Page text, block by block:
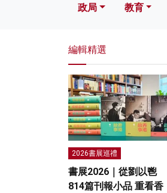
政局 教育
編輯精選
2026書展巡禮
書展2026｜從劉以鬯
814篇刊報小品 重看香